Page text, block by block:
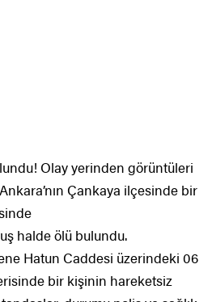
Olay yerinden görüntüleri
Çankaya ilçesinde bir
halde ölü bulundu.
Hatun Caddesi üzerindeki 06
bir kişinin hareketsiz